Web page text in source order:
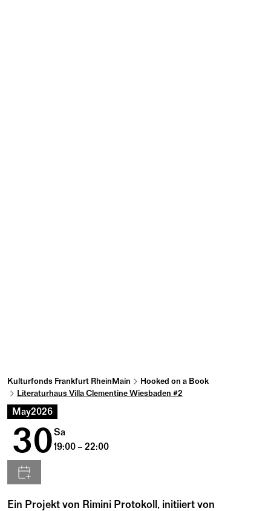
Kulturfonds Frankfurt RheinMain
Hooked on a Book
Literaturhaus Villa Clementine Wiesbaden #2
May2026
30Sa
19:00 – 22:00
Ein Projekt von Rimini Protokoll, initiiert von